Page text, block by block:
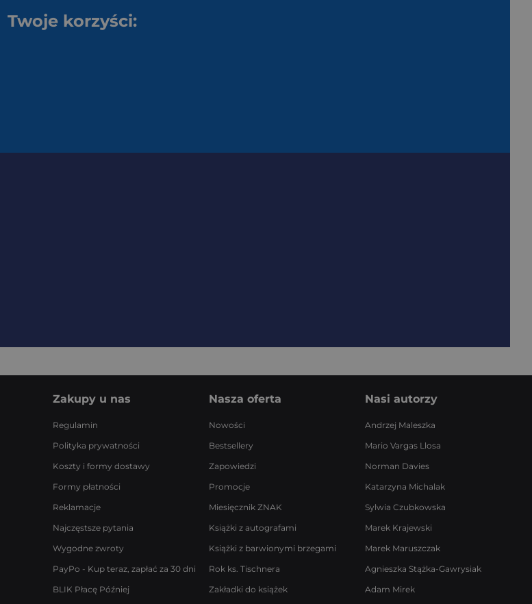
Twoje korzyści:
Zakupy u nas
Regulamin
Polityka prywatności
Koszty i formy dostawy
Formy płatności
Reklamacje
Najczęstsze pytania
Wygodne zwroty
PayPo - Kup teraz, zapłać za 30 dni
BLIK Płacę Później
Nasza oferta
Nowości
Bestsellery
Zapowiedzi
Promocje
Miesięcznik ZNAK
Książki z autografami
Książki z barwionymi brzegami
Rok ks. Tischnera
Zakładki do książek
Nasi autorzy
Andrzej Maleszka
Mario Vargas Llosa
Norman Davies
Katarzyna Michalak
Sylwia Czubkowska
Marek Krajewski
Marek Maruszczak
Agnieszka Stążka-Gawrysiak
Adam Mirek